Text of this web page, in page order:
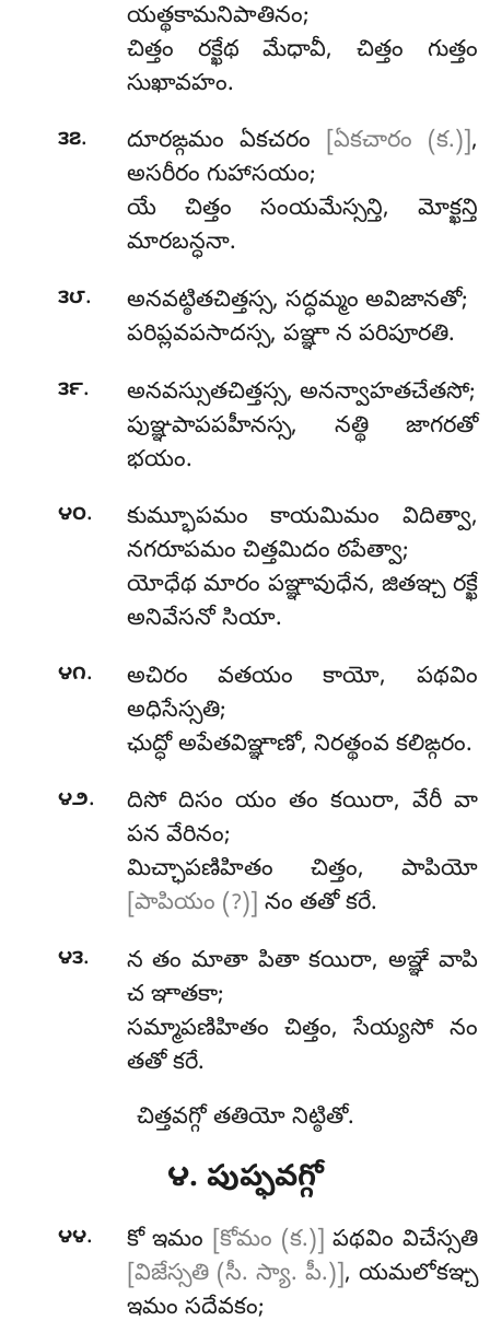
యత్థకామనిపాతినం;
చిత్తం రక్ఖేథ మేధావీ, చిత్తం గుత్తం
సుఖావహం.
౩౭. దూరఙ్గమం ఏకచరం [ఏకచారం (క.)] ,
అసరీరం గుహాసయం;
యే చిత్తం సంయమేస్సన్తి, మోక్ఖన్తి
మారబన్ధనా.
౩౮.
అనవట్ఠితచిత్తస్స, సద్ధమ్మం అవిజానతో;
పరిప్లవపసాదస్స, పఞ్ఞా న పరిపూరతి.
౩౯.
అనవస్సుతచిత్తస్స, అనన్వాహతచేతసో;
పుఞ్ఞపాపపహీనస్స, నత్థి జాగరతో
భయం.
౪౦.
కుమ్భూపమం కాయమిమం విదిత్వా,
నగరూపమం చిత్తమిదం ఠపేత్వా;
యోధేథ మారం పఞ్ఞావుధేన, జితఞ్చ రక్ఖే
అనివేసనో సియా.
౪౧. అచిరంవతయం కాయో, పథవిం
అధిసేస్సతి;
ఛుద్ధో అపేతవిఞ్ఞాణో, నిరత్థంవ కలిఙ్గరం.
౪౨.
దిసో దిసం యం తం కయిరా, వేరీ వా
పన వేరినం;
మిచ్ఛాపణిహితం చిత్తం, పాపియో
[పాపియం (?)] నం తతో కరే.
౪౩.
న తం మాతా పితా కయిరా, అఞ్ఞే వాపి
చ ఞాతకా;
సమ్మాపణిహితం చిత్తం, సేయ్యసో నం
తతో కరే.
చిత్తవగ్గో తతియో నిట్ఠితో.
౪. పుప్ఫవగ్గో
౪౪. కోఇమం [కోమం (క.)] పథవిం విచేస్సతి
[విజేస్సతి (సీ. స్యా. పీ.)] , యమలోకఞ్చ
ఇమం సదేవకం;